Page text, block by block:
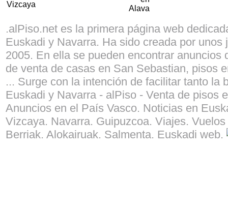
.alPiso.net es la primera página web
Euskadi y Navarra. Ha sido creada por
2005. En ella se pueden encontrar
de venta de casas en San Sebastian, pisos
... Surge con la intención de facilitar tanto la
Euskadi y Navarra - alPiso - Venta de pisos
Anuncios en el País Vasco. Noticias en
Vizcaya. Navarra. Guipuzcoa. Viajes.
Berriak. Alokairuak. Salmenta. Euskadi web.